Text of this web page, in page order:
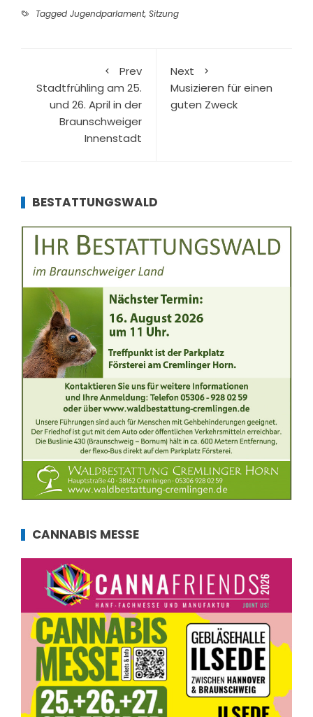
Tagged Jugendparlament, Sitzung
Prev
Stadtfrühling am 25.
und 26. April in der
Braunschweiger
Innenstadt
Next
Musizieren für einen
guten Zweck
BESTATTUNGSWALD
CANNABIS MESSE